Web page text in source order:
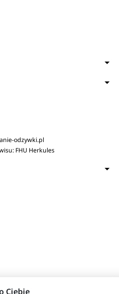
arrow_drop_down
arrow_drop_down
odzywki.pl
FHU Herkules
arrow_drop_down
Ciebie